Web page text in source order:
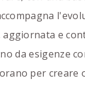
e
da esigenze
per creare